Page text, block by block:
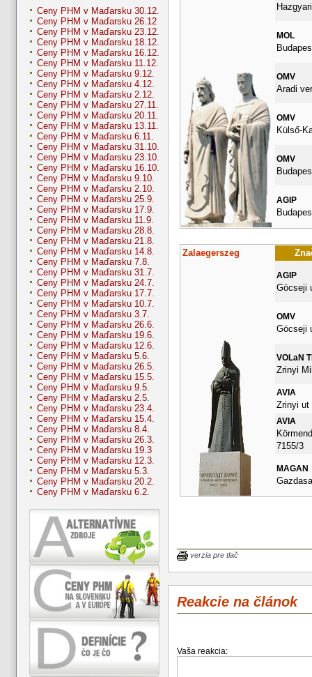
Ceny PHM v Maďarsku 30.12.
Ceny PHM v Maďarsku 26.12
Ceny PHM v Maďarsku 23.12.
Ceny PHM v Maďarsku 18.12.
Ceny PHM v Maďarsku 16.12.
Ceny PHM v Maďarsku 11.12.
Ceny PHM v Maďarsku 9.12.
Ceny PHM v Maďarsku 4.12.
Ceny PHM v Maďarsku 2.12.
Ceny PHM v Maďarsku 27.11.
Ceny PHM v Maďarsku 20.11.
Ceny PHM v Maďarsku 13.11.
Ceny PHM v Maďarsku 6.11.
Ceny PHM v Maďarsku 31.10.
Ceny PHM v Maďarsku 23.10.
Ceny PHM v Maďarsku 16.10.
Ceny PHM v Maďarsku 9.10.
Ceny PHM v Maďarsku 2.10.
Ceny PHM v Maďarsku 25.9.
Ceny PHM v Maďarsku 17.9.
Ceny PHM v Maďarsku 11.9.
Ceny PHM v Maďarsku 28.8.
Ceny PHM v Maďarsku 21.8.
Ceny PHM v Maďarsku 14.8.
Ceny PHM v Maďarsku 7.8.
Ceny PHM v Maďarsku 31.7.
Ceny PHM v Maďarsku 24.7.
Ceny PHM v Maďarsku 17.7.
Ceny PHM v Maďarsku 10.7.
Ceny PHM v Maďarsku 3.7.
Ceny PHM v Maďarsku 26.6.
Ceny PHM v Maďarsku 19.6.
Ceny PHM v Maďarsku 12.6.
Ceny PHM v Maďarsku 5.6.
Ceny PHM v Maďarsku 26.5.
Ceny PHM v Maďarsku 15.5.
Ceny PHM v Maďarsku 9.5.
Ceny PHM v Maďarsku 2.5.
Ceny PHM v Maďarsku 23.4.
Ceny PHM v Maďarsku 15.4.
Ceny PHM v Maďarsku 8.4.
Ceny PHM v Maďarsku 26.3.
Ceny PHM v Maďarsku 19.3
Ceny PHM v Maďarsku 12.3.
Ceny PHM v Maďarsku 5.3.
Ceny PHM v Maďarsku 20.2.
Ceny PHM v Maďarsku 6.2.
MOL
OMV
Aradi
OMV
Külső-
OMV
AGIP
Zalaegerszeg
AGIP
Göcseji
OMV
Göcseji
VOLaN
Zrinyi
AVIA
Zrinyi ut
AVIA
7155/3
MAGAN
verzia pre tlač
Reakcie na článok
Vaša reakcia: